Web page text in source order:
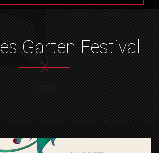
Garten Festival
X
HOME